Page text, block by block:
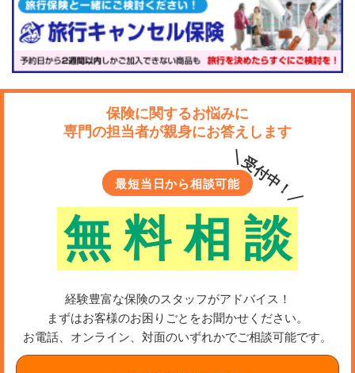
保険に関するお悩みに
専門の担当者が親身にお答えします
最短当日から相談可能
無 料 相 談
＼受付中！／
経験豊富な保険のスタッフがアドバイス！
まずはお客様のお困りごとをお聞かせください。
お電話、オンライン、対面のいずれかでご相談可能です。